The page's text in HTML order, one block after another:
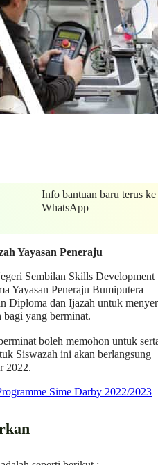
Info bantuan baru terus ke
WhatsApp
Yayasan Peneraju
Sembilan Skills Development
Yayasan Peneraju Bumiputera
Diploma dan Ijazah untuk
yang berminat.
boleh memohon untuk
Siswazah ini akan berlangsung
2022.
Sime Darby 2022/2023